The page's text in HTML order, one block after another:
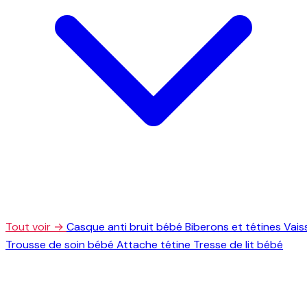
Tout voir → Casque anti bruit bébé Biberons et tétines
Trousse de soin bébé Attache tétine Tresse de lit bébé